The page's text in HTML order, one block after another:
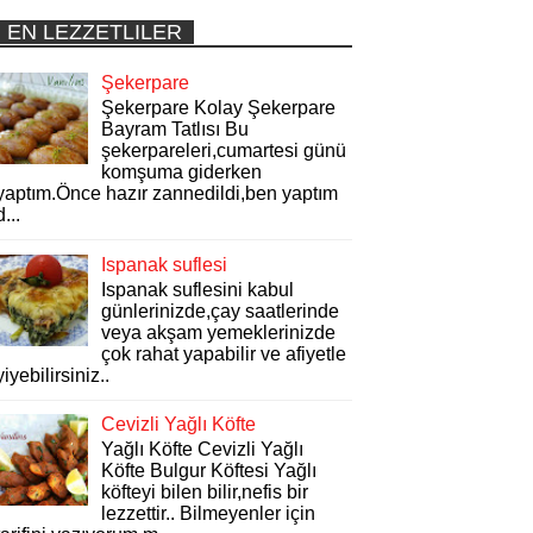
EN LEZZETLILER
Şekerpare
Şekerpare Kolay Şekerpare
Bayram Tatlısı Bu
şekerpareleri,cumartesi günü
komşuma giderken
hazır zannedildi,ben yaptım
Ispanak suflesi
Ispanak suflesini kabul
günlerinizde,çay saatlerinde
veya akşam yemeklerinizde
çok rahat yapabilir ve afiyetle
Cevizli Yağlı Köfte
Yağlı Köfte Cevizli Yağlı
Köfte Bulgur Köftesi Yağlı
köfteyi bilen bilir,nefis bir
lezzettir.. Bilmeyenler için